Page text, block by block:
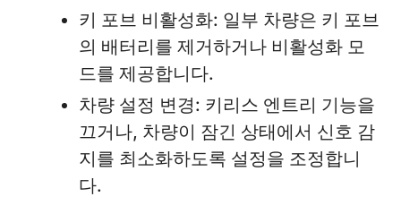
키 포브 비활성화: 일부 차량은 키 포브
의 배터리를 제거하거나 비활성화 모
드를 제공합니다.
차량 설정 변경: 키리스 엔트리 기능을
끄거나, 차량이 잠긴 상태에서 신호 감
지를 최소화하도록 설정을 조정합니
다.